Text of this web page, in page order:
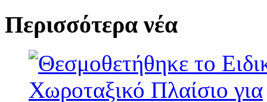
Περισσότερα νέα